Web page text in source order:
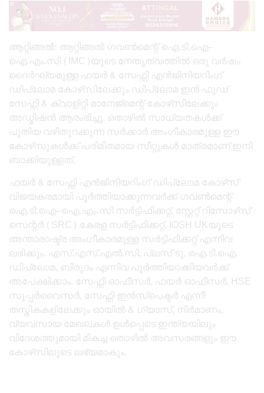
ആറ്റിങ്ങൽ: ആറ്റിങ്ങൽ ഗവൺമെന്റ് ഐ.ടി.ഐ–
ഐ.എം.സി (IMC)യുടെ നേതൃത്വത്തിൽ ഒരു വർഷം
ദൈർഘ്യമുള്ള ഫയർ & സേഫ്റ്റി എൻജിനിയറിംഗ്
ഡിപ്ലോമ കോഴ്‌സിലേക്കും ഡിപ്ലോമ ഇൻ ഫുഡ്
സേഫ്റ്റി & ക്വാളിറ്റി മാനേജ്‌മെന്റ് കോഴ്‌സിലേക്കും
അഡ്മിഷൻ ആരംഭിച്ചു. തൊഴിൽ സാധ്യതകൾക്ക്
പുതിയ വഴിതുറക്കുന്ന സർക്കാർ അംഗീകാരമുള്ള ഈ
കോഴ്‌സുകൾക്ക് പരിമിതമായ സീറ്റുകൾ മാത്രമാണ് ഇനി
ബാക്കിയുള്ളത്.
ഫയർ & സേഫ്റ്റി എൻജിനിയറിംഗ് ഡിപ്ലോമ കോഴ്‌സ്
വിജയകരമായി പൂർത്തിയാക്കുന്നവർക്ക് ഗവൺമെന്റ്
ഐ.ടി.ഐ–ഐ.എം.സി സർട്ടിഫിക്കറ്റ്, സ്റ്റേറ്റ് റിസോഴ്‌സ്
സെന്റർ (SRC) കേരള സർട്ടിഫിക്കറ്റ്, IOSH UKയുടെ
അന്താരാഷ്ട്ര അംഗീകാരമുള്ള സർട്ടിഫിക്കറ്റ് എന്നിവ
ലഭിക്കും. എസ്.എസ്.എൽ.സി, പ്ലസ് ടു, ഐ.ടി.ഐ,
ഡിപ്ലോമ, ബിരുദം എന്നിവ പൂർത്തിയാക്കിയവർക്ക്
അപേക്ഷിക്കാം. സേഫ്റ്റി ഓഫീസർ, ഫയർ ഓഫീസർ, HSE
സൂപ്പർവൈസർ, സേഫ്റ്റി ഇൻസ്പെക്ടർ എന്നീ
തസ്തികകളിലേക്കും ഓയിൽ & ഗ്യാസ്, നിർമാണം,
വ്യവസായ മേഖലകൾ ഉൾപ്പെടെ ഇന്ത്യയിലും
വിദേശത്തുമായി മികച്ച തൊഴിൽ അവസരങ്ങളും ഈ
കോഴ്‌സിലൂടെ ലഭ്യമാകും.